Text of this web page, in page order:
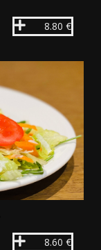
8.80 €
8.60 €